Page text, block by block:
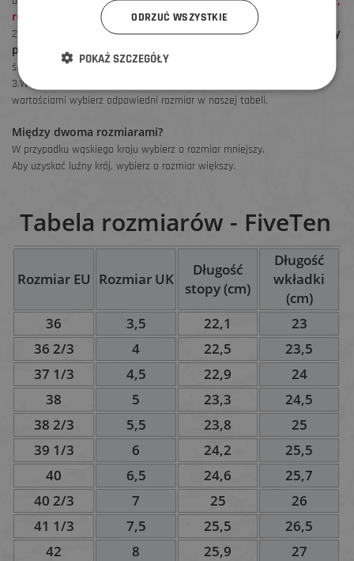
rozmiar nie będzie pasował!
2.
Na kartce zaznacz miejsce, w którym kończy się najdłuższy
palec
(możesz potrzebować pomocy) i zmierz odległość od znaku do
ściany.
3.W ten sam sposób zmierz drugą nogę i zgodnie ze zmierzonymi
wartościami wybierz odpowiedni rozmiar w naszej tabeli.
Między dwoma rozmiarami?
W przypadku wąskiego kroju wybierz o rozmiar mniejszy.
Aby uzyskać luźny krój, wybierz o rozmiar większy.
Tabela rozmiarów - FiveTen
Rozmiar EU Rozmiar UK
Długość
stopy (cm)
Długość
wkładki
(cm)
36
3,5 22,1
23
36 2/3
4 22,5
23,5
37 1/3
4,5 22,9
24
38
5 23,3
24,5
38 2/3
5,5 23,8
25
39 1/3
6 24,2
25,5
40
6,5 24,6
25,7
40 2/3
7 25
26
41 1/3
7,5 25,5
26,5
42
8 25,9
27
ODRZUĆ WSZYSTKIE
POKAŻ SZCZEGÓŁY